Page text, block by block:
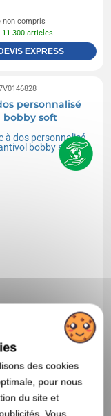
non compris
11 300 articles
DEVIS EXPRESS
personnalisé
bobby soft
de39,67 CHFHT
des cookies
pour nous
du site et
Vous